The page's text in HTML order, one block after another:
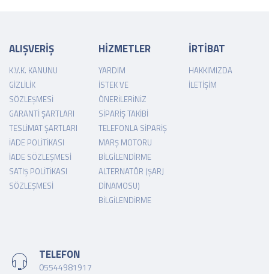
ALIŞVERİŞ
K.V.K. KANUNU
GIZLILIK
SÖZLEŞMESI
GARANTI ŞARTLARI
TESLIMAT ŞARTLARI
İADE POLITIKASI
İADE SÖZLEŞMESI
SATIŞ POLITIKASI
SÖZLEŞMESI
HİZMETLER
YARDIM
İSTEK VE
ÖNERILERINIZ
SIPARIŞ TAKIBI
TELEFONLA SIPARIŞ
MARŞ MOTORU
BILGILENDIRME
ALTERNATÖR (ŞARJ
DINAMOSU)
BILGILENDIRME
İRTİBAT
HAKKIMIZDA
İLETIŞIM
TELEFON
05544981917